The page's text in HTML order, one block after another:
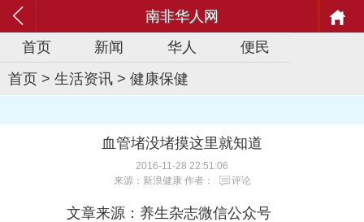
南非华人网
首页
新闻 华人
便民
首页 > 生活资讯 > 健康保健
血管堵没堵摸这里就知道
2016-11-28 22:51:06
来源：新浪健康 作者：
评论
文章来源：养生杂志微信公众号